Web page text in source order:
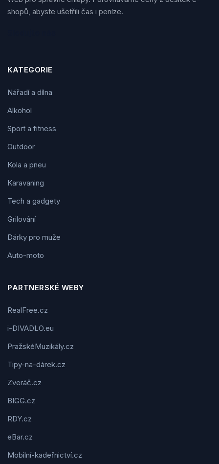
shopů, abyste ušetřili čas i peníze.
KATEGORIE
Nářadí a dílna
Alkohol
Sport a fitness
Outdoor
Kola a pneu
Karavaning
Tech a gadgety
Grilování
Dárky pro muže
Auto-moto
PARTNERSKÉ WEBY
RealFree.cz
i-DIVADLO.eu
PražskéMuzikály.cz
Tipy-na-dárek.cz
Zveráč.cz
BIGG.cz
RDY.cz
eBar.cz
Mobilní-kadeřnictví.cz